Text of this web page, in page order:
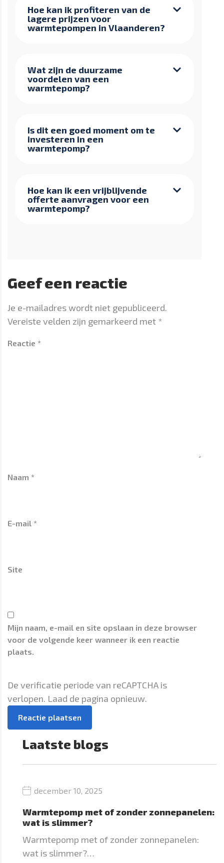
Hoe kan ik profiteren van de
lagere prijzen voor
warmtepompen in Vlaanderen?
Wat zijn de duurzame
voordelen van een
warmtepomp?
Is dit een goed moment om te
investeren in een
warmtepomp?
Hoe kan ik een vrijblijvende
offerte aanvragen voor een
warmtepomp?
Geef een reactie
Je e-mailadres wordt niet gepubliceerd.
Vereiste velden zijn gemarkeerd met *
Reactie *
Naam *
E-mail *
Site
Mijn naam, e-mail en site opslaan in deze browser
voor de volgende keer wanneer ik een reactie
plaats.
De verificatie periode van reCAPTCHA is
verlopen. Laad de pagina opnieuw.
Laatste blogs
december 10, 2025
Warmtepomp met of zonder zonnepanelen:
wat is slimmer?
Warmtepomp met of zonder zonnepanelen:
wat is slimmer?…